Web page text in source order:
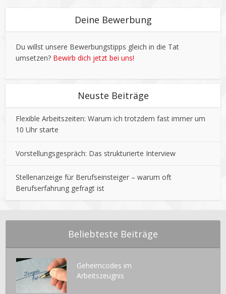
Deine Bewerbung
Du willst unsere Bewerbungstipps gleich in die Tat
umsetzen? Bewirb dich jetzt bei uns!
Neuste Beiträge
Flexible Arbeitszeiten: Warum ich trotzdem fast immer um
10 Uhr starte
Vorstellungsgespräch: Das strukturierte Interview
Stellenanzeige für Berufseinsteiger – warum oft
Berufserfahrung gefragt ist
Beliebteste Beiträge
Geheimcodes im
Arbeitszeugnis